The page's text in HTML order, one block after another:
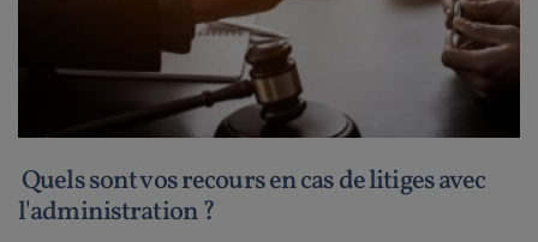
Quels sont vos recours en cas de litiges avec
l'administration ?